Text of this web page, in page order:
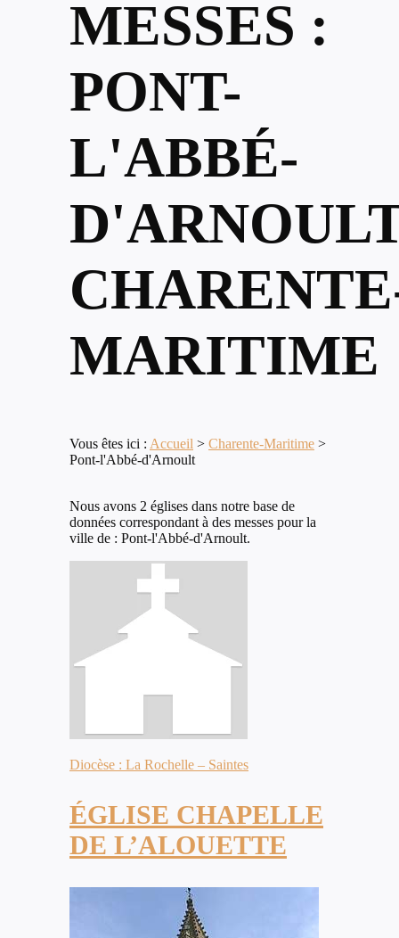
MESSES :
PONT-
L'ABBÉ-
MARITIME
Vous êtes ici : Accueil > Charente-Maritime >
Pont-l'Abbé-d'Arnoult
Nous avons 2 églises dans notre base de
données correspondant à des messes pour la
ville de : Pont-l'Abbé-d'Arnoult.
Diocèse : La Rochelle – Saintes
ÉGLISE CHAPELLE
DE L’ALOUETTE